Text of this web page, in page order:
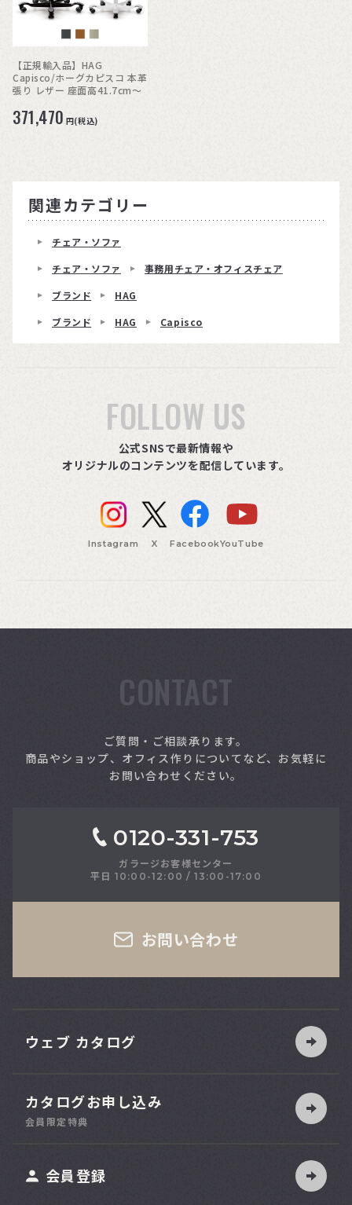
【正規輸入品】HAG
Capisco/ホーグカピスコ 本革
張り レザー 座面高41.7cm〜
371,470 円(税込)
関連カテゴリー
チェア・ソファ
チェア・ソファ
事務用チェア・オフィスチェア
ブランド
HAG
ブランド
HAG Capisco
FOLLOW US
公式SNSで最新情報や
オリジナルのコンテンツを配信しています。
Instagram X FacebookYouTube
CONTACT
ご質問・ご相談承ります。
商品やショップ、オフィス作りについてなど、お気軽に
お問い合わせください。
0120-331-753
ガラージお客様センター
平日 10:00-12:00 / 13:00-17:00
お問い合わせ
ウェブ カタログ
カタログお申し込み
会員限定特典
会員登録